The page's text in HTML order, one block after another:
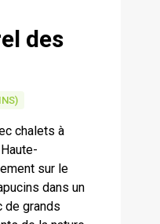
des
chalets à
sur le
dans un
de grands